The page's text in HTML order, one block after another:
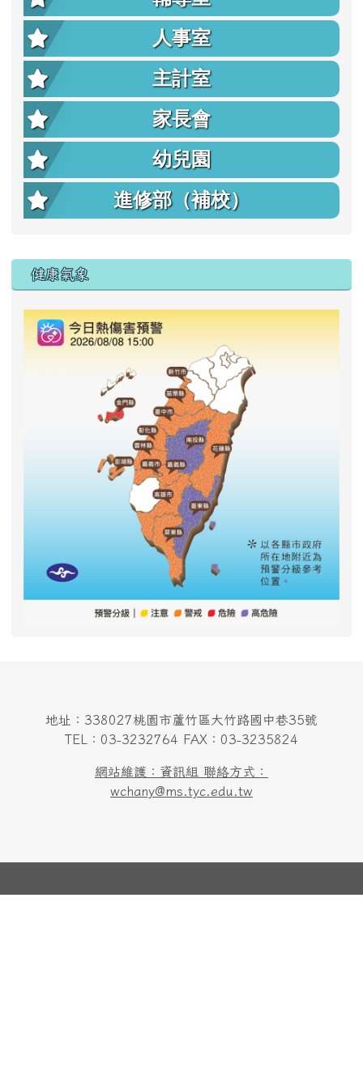
人事室
主計室
家長會
幼兒園
進修部（補校）
右邊區域內容
健康氣象
地址：338027桃園市蘆竹區大竹路國中巷35號
TEL：03-3232764 FAX：03-3235824
網站維護：資訊組 聯絡方式：
wchany@ms.tyc.edu.tw